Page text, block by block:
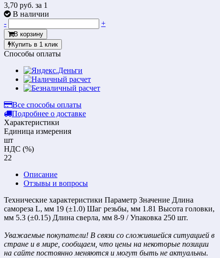
3,70 руб. за 1
В наличии
-
+
В корзину
Купить в 1 клик
Способы оплаты
Все способы оплаты
Подробнее о доставке
Характеристики
Единица измерения
шт
НДС (%)
22
Описание
Отзывы и вопросы
Технические характеристики Параметр Значение Длина
самореза L, мм 19 (±1.0) Шаг резьбы, мм 1.81 Высота головки,
мм 5.3 (±0.15) Длина сверла, мм 8-9 / Упаковка 250 шт.
Уважаемые покупатели! В связи со сложившейся ситуацией в
стране и в мире, сообщаем, что цены на некоторые позиции
на сайте постоянно меняются и могут быть не актуальны.